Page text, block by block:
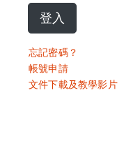
登入
忘記密碼？
帳號申請
文件下載及教學影片